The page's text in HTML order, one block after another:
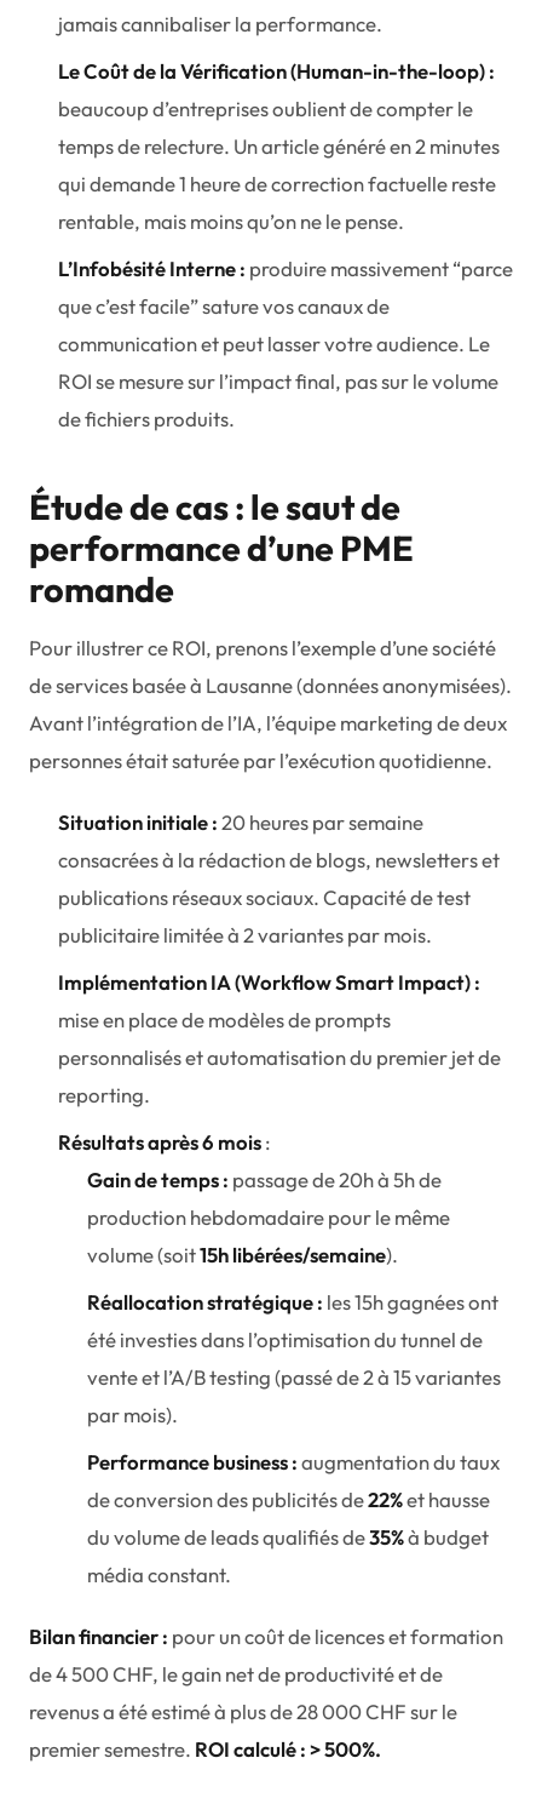
jamais cannibaliser la performance.
Le Coût de la Vérification (Human-in-the-loop) :
beaucoup d’entreprises oublient de compter le
temps de relecture. Un article généré en 2 minutes
qui demande 1 heure de correction factuelle reste
rentable, mais moins qu’on ne le pense.
L’Infobésité Interne : produire massivement “parce
que c’est facile” sature vos canaux de
communication et peut lasser votre audience. Le
ROI se mesure sur l’impact final, pas sur le volume
de fichiers produits.
Étude de cas : le saut de
performance d’une PME
romande
Pour illustrer ce ROI, prenons l’exemple d’une société
de services basée à Lausanne (données anonymisées).
Avant l’intégration de l’IA, l’équipe marketing de deux
personnes était saturée par l’exécution quotidienne.
Situation initiale : 20 heures par semaine
consacrées à la rédaction de blogs, newsletters et
publications réseaux sociaux. Capacité de test
publicitaire limitée à 2 variantes par mois.
Implémentation IA (Workflow Smart Impact) :
mise en place de modèles de prompts
personnalisés et automatisation du premier jet de
reporting.
Résultats après 6 mois:
Gain de temps : passage de 20h à 5h de
production hebdomadaire pour le même
volume (soit15h libérées/semaine).
Réallocation stratégique : les 15h gagnées ont
été investies dans l’optimisation du tunnel de
vente et l’A/B testing (passé de 2 à 15 variantes
par mois).
Performance business :augmentation du taux
de conversion des publicités de22%et hausse
du volume de leads qualifiés de35%à budget
média constant.
Bilan financier : pour un coût de licences et formation
de 4 500 CHF, le gain net de productivité et de
revenus a été estimé à plus de 28 000 CHF sur le
premier semestre. ROI calculé : > 500%.